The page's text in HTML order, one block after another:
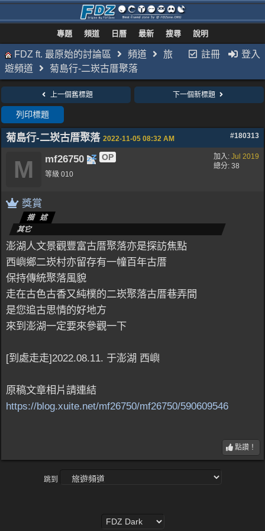
專題 頻道 日曆 最新 搜尋 說明
註冊 登入
FDZ ft. 最原始的討論區 頻道
旅
遊頻道
菊島行-二崁古厝聚落
上一個舊標題 下一個新標題
列印標題
菊島行-二崁古厝聚落 #180313
2022-11-05 08:32 AM
加入: Jul 2019
總分: 38
M mf26750 OP
等級 010
獎賞
描述
其它
澎湖人文景觀豐富古厝聚落亦是探訪焦點
西嶼鄉二崁村亦留存有一幢百年古厝
保持傳統聚落風貌
走在古色古香又純樸的二崁聚落古厝巷弄間
是您追古思情的好地方
來到澎湖一定要來參觀一下
[到處走走]2022.08.11. 于澎湖 西嶼
原稿文章相片請連結
https://blog.xuite.net/mf26750/mf26750/590609546
點讚！
跳到